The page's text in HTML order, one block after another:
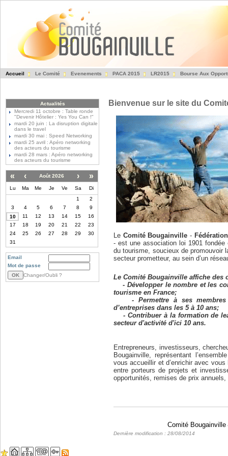
Accueil Le Comité Evenements PACA 2015 LR2015 Bourse Aux
Actualités
Mercredi 11 octobre : Table ronde
"Devenir Hôtelier : Yes You Can !"
mardi 20 juin : La disruption digitale
dans le travel
mardi 30 mai : Speed Networking
mardi 25 avril : Apéro networking
des acteurs du tourisme
mardi 28 mars : Apéro networking
des acteurs du tourisme
« ‹ Août 2026 › »
Lu Ma Me Je Ve Sa
Di
1
2
3
4 5 6 7 8
9
10
11 12 13 14 15
16
17
18 19 20 21 22
23
24
25 26 27 28 29
30
31
Email
Mot de passe
Changer/Oubli ?
Bienvenue sur le site du
Le Comité Bougainville -
- est une association loi 1901
du tourisme, soucieux de promouvoir
secteur prometteur, au sein d’un
Le Comité Bougainville affiche des
- Développer le nombre et les
tourisme en France;
- Permettre à ses
d’entreprises dans les 5 à 10 ans;
-Contribuer à la formation de
secteur d'activité d'ici 10 ans.
Entrepreneurs, investisseurs,
Bougainville, représentant
vous accueillir et d’enrichir avec
entre porteurs de projets et
opportunités, remises de prix
Comité Bougainville
Dernière modification : 28/08/2014